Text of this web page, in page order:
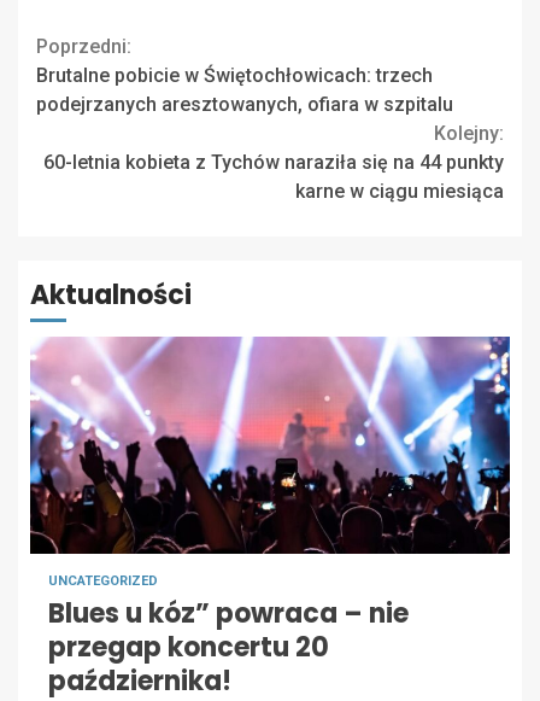
Continue
Reading
Poprzedni:
Brutalne pobicie w Świętochłowicach: trzech
podejrzanych aresztowanych, ofiara w szpitalu
Kolejny:
60-letnia kobieta z Tychów naraziła się na 44 punkty
karne w ciągu miesiąca
Aktualności
UNCATEGORIZED
Blues u kóz” powraca – nie
przegap koncertu 20
października!